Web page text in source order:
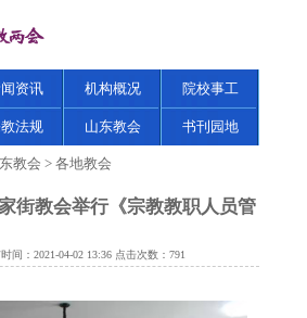
资讯 机构概况 院校事工
法规 山东教会 书刊园地
教会 > 各地教会
街教会举行《宗教教职人员管
间：2021-04-02 13:36 点击次数： 791